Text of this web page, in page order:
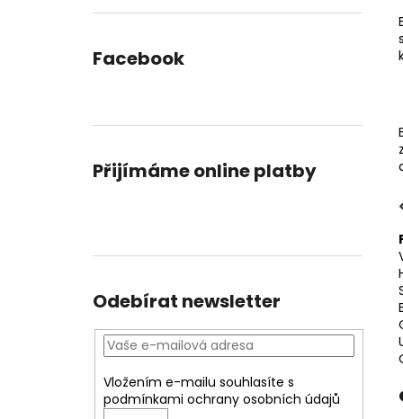
Facebook
Přijímáme online platby
Odebírat newsletter
Vložením e-mailu souhlasíte s
podmínkami ochrany osobních údajů